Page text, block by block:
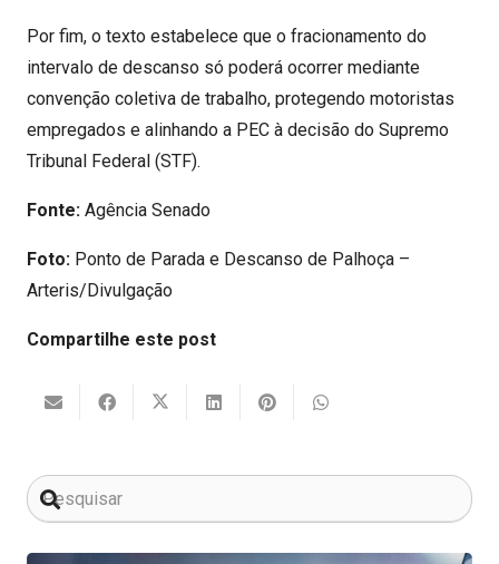
Por fim, o texto estabelece que o fracionamento do
intervalo de descanso só poderá ocorrer mediante
convenção coletiva de trabalho, protegendo motoristas
empregados e alinhando a PEC à decisão do Supremo
Tribunal Federal (STF).
Fonte: Agência Senado
Foto: Ponto de Parada e Descanso de Palhoça –
Arteris/Divulgação
Compartilhe este post